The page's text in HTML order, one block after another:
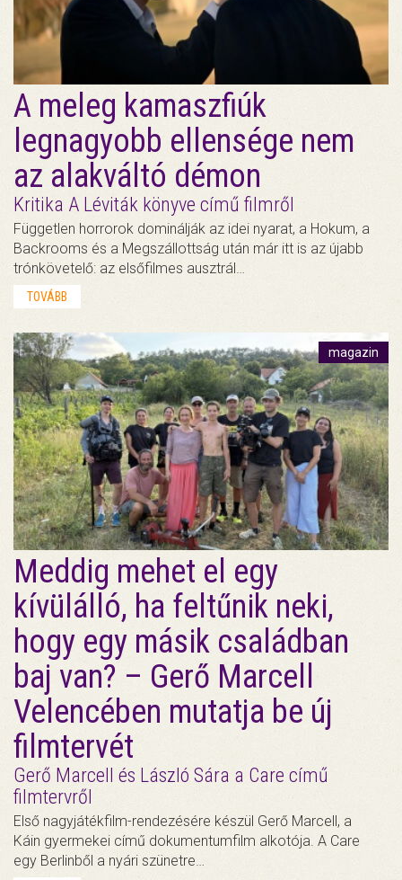
A meleg kamaszfiúk
legnagyobb ellensége nem
az alakváltó démon
Kritika A Léviták könyve című filmről
Független horrorok dominálják az idei nyarat, a Hokum, a
Backrooms és a Megszállottság után már itt is az újabb
trónkövetelő: az elsőfilmes ausztrál…
TOVÁBB
magazin
Meddig mehet el egy
kívülálló, ha feltűnik neki,
hogy egy másik családban
baj van? – Gerő Marcell
Velencében mutatja be új
filmtervét
Gerő Marcell és László Sára a Care című
filmtervről
Első nagyjátékfilm-rendezésére készül Gerő Marcell, a
Káin gyermekei című dokumentumfilm alkotója. A Care
egy Berlinből a nyári szünetre…